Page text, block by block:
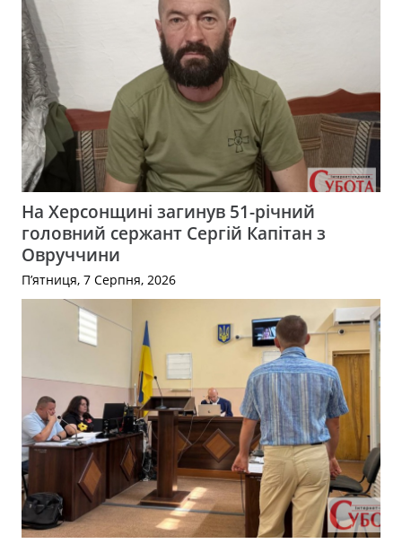
На Херсонщині загинув 51-річний
головний сержант Сергій Капітан з
Овруччини
П’ятниця, 7 Серпня, 2026